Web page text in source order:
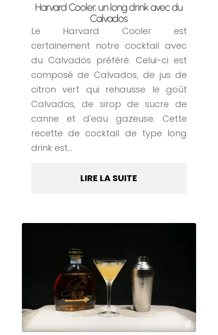
Harvard Cooler, un long drink avec du
Calvados
Le Harvard Cooler est
certainement notre cocktail avec
du Calvados préféré. Celui-ci est
composé de Calvados, de jus de
citron vert qui rehausse le goût
Calvados, de sirop de sucre de
canne et d'eau gazeuse. Cette
recette de cocktail de type long
drink est...
LIRE LA SUITE